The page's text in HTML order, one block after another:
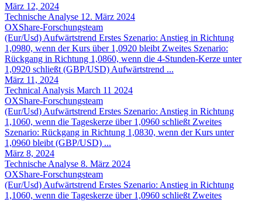
März 12, 2024
Technische Analyse 12. März 2024
OXShare-Forschungsteam
(Eur/Usd) Aufwärtstrend Erstes Szenario: Anstieg in Richtung
1,0980, wenn der Kurs über 1,0920 bleibt Zweites Szenario:
Rückgang in Richtung 1,0860, wenn die 4-Stunden-Kerze unter
1,0920 schließt (GBP/USD) Aufwärtstrend ...
März 11, 2024
Technical Analysis March 11 2024
OXShare-Forschungsteam
(Eur/Usd) Aufwärtstrend Erstes Szenario: Anstieg in Richtung
1,1060, wenn die Tageskerze über 1,0960 schließt Zweites
Szenario: Rückgang in Richtung 1,0830, wenn der Kurs unter
1,0960 bleibt (GBP/USD) ...
März 8, 2024
Technische Analyse 8. März 2024
OXShare-Forschungsteam
(Eur/Usd) Aufwärtstrend Erstes Szenario: Anstieg in Richtung
1,1060, wenn die Tageskerze über 1,0960 schließt Zweites